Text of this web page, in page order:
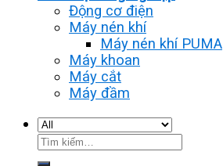
Động cơ điện
Máy nén khí
Máy nén khí PUMA
Máy khoan
Máy cắt
Máy đầm
Tìm